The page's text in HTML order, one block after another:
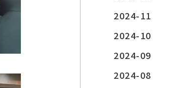
2024-11
2024-10
2024-09
2024-08